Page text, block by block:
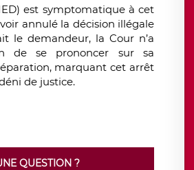
est symptomatique à cet
annulé la décision illégale
le demandeur, la Cour n’a
de se prononcer sur sa
marquant cet arrêt
de justice.
QUESTION ?